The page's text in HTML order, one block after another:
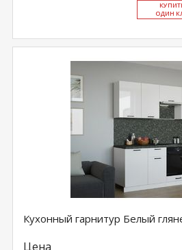
ОДИН
Кухонный гарнитур Белый
Цена